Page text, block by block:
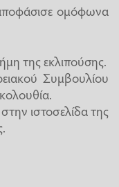
ομόφωνα
της εκλιπούσης.
Συμβουλίου
ιστοσελίδα της